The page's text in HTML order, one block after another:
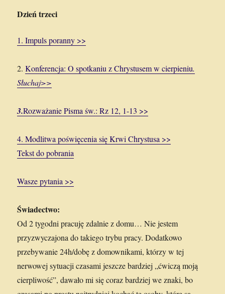
Dzień trzeci
1. Impuls poranny >>
2.Konferencja: O spotkaniu z Chrystusem w cierpieniu.
Słuchaj>>
3.Rozważanie Pisma św.: Rz 12, 1-13 >>
4. Modlitwa poświęcenia się Krwi Chrystusa >>
Tekst do pobrania
Wasze pytania >>
Świadectwo:
Od 2 tygodni pracuję zdalnie z domu… Nie jestem
przyzwyczajona do takiego trybu pracy. Dodatkowo
przebywanie 24h/dobę z domownikami, którzy w tej
nerwowej sytuacji czasami jeszcze bardziej „ćwiczą moją
cierpliwość”, dawało mi się coraz bardziej we znaki, bo